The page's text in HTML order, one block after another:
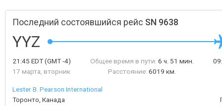
Последний состоявшийся рейс SN 9638
YYZ
21:45 EDT(GMT -4)
17 марта, вторник
Общее время в пути: 6 ч. 51 мин.
Расстояние: 6019 км.
Lester B. Pearson International
Торонто, Канада